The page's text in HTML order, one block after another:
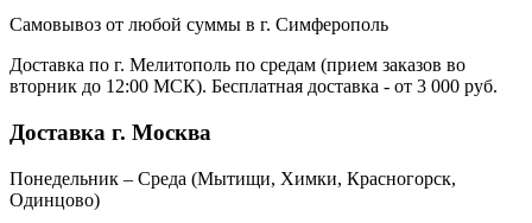
Самовывоз от любой суммы в г. Симферополь
Доставка по г. Мелитополь по средам (прием заказов во
вторник до 12:00 МСК). Бесплатная доставка - от 3 000 руб.
Доставка г. Москва
Понедельник – Среда (Мытищи, Химки, Красногорск,
Одинцово)